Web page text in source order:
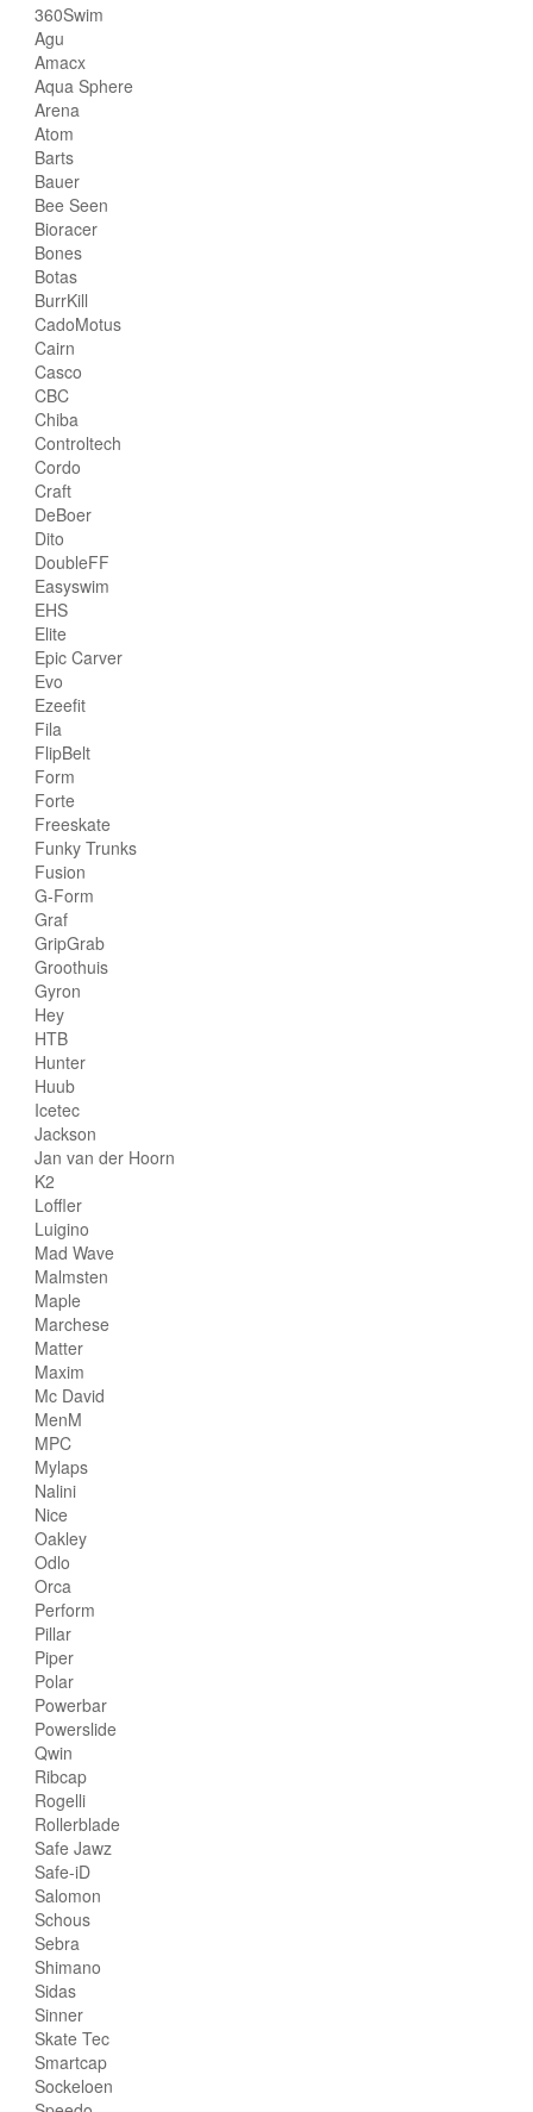
360Swim
Agu
Amacx
Aqua Sphere
Arena
Atom
Barts
Bauer
Bee Seen
Bioracer
Bones
Botas
BurrKill
CadoMotus
Cairn
Casco
CBC
Chiba
Controltech
Cordo
Craft
DeBoer
Dito
DoubleFF
Easyswim
EHS
Elite
Epic Carver
Evo
Ezeefit
Fila
FlipBelt
Form
Forte
Freeskate
Funky Trunks
Fusion
G-Form
Graf
GripGrab
Groothuis
Gyron
Hey
HTB
Hunter
Huub
Icetec
Jackson
Jan van der Hoorn
K2
Loffler
Luigino
Mad Wave
Malmsten
Maple
Marchese
Matter
Maxim
Mc David
MenM
MPC
Mylaps
Nalini
Nice
Oakley
Odlo
Orca
Perform
Pillar
Piper
Polar
Powerbar
Powerslide
Qwin
Ribcap
Rogelli
Rollerblade
Safe Jawz
Safe-iD
Salomon
Schous
Sebra
Shimano
Sidas
Sinner
Skate Tec
Smartcap
Sockeloen